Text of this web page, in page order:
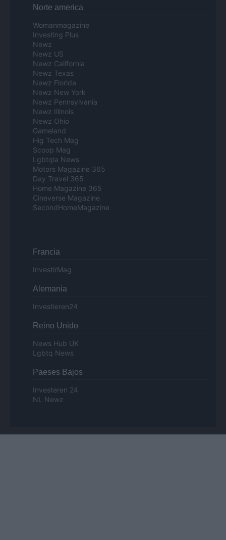
Norte america
Womanmagazine
Investing Plus
Newz
Newz US
Newz California
Newz Texas
Newz Florida
Newz New York
Newz Pennsylvania
Newz Illinois
Newz Ohio
Gameland
Hig Tech Mag
Scoop Mag
Lgbtqia News
Motors Magazine 365
Day Travel 365
Home Magazine 365
Cineverse Magazine
SecondHomeMagazine
Francia
InvestirMag
Alemania
Investieren24
Reino Unido
News Hub UK
Lgbtq News
Paeses Bajos
Investeren 24
NL Newz